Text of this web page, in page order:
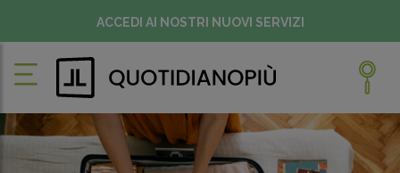
ACCEDI AI NOSTRI NUOVI SERVIZI